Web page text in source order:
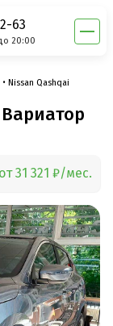
63
20:00
Nissan Qashqai
от 31 321 ₽/мес.